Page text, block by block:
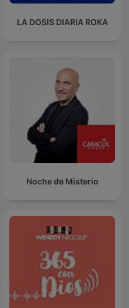
LA DOSIS DIARIA ROKA
Noche de Misterio